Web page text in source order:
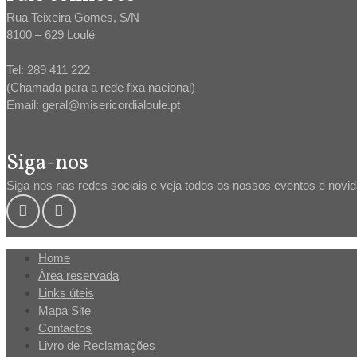
Rua Teixeira Gomes, S/N
8100 – 629 Loulé
Tel: 289 411 222
(Chamada para a rede fixa nacional)
Email: geral@misericordialoule.pt
Siga-nos
Siga-nos nas redes sociais e veja todos os nossos eventos e
Home
Área reservada
Links úteis
Mapa Site
Contactos
Livro de Reclamações